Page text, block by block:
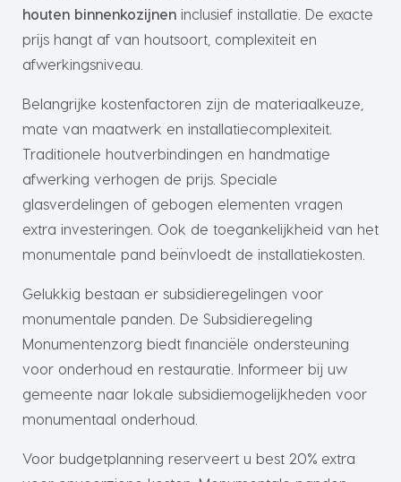
houten binnenkozijnen inclusief installatie. De exacte
prijs hangt af van houtsoort, complexiteit en
afwerkingsniveau.
Belangrijke kostenfactoren zijn de materiaalkeuze,
mate van maatwerk en installatiecomplexiteit.
Traditionele houtverbindingen en handmatige
afwerking verhogen de prijs. Speciale
glasverdelingen of gebogen elementen vragen
extra investeringen. Ook de toegankelijkheid van het
monumentale pand beïnvloedt de installatiekosten.
Gelukkig bestaan er subsidieregelingen voor
monumentale panden. De Subsidieregeling
Monumentenzorg biedt financiële ondersteuning
voor onderhoud en restauratie. Informeer bij uw
gemeente naar lokale subsidiemogelijkheden voor
monumentaal onderhoud.
Voor budgetplanning reserveert u best 20% extra